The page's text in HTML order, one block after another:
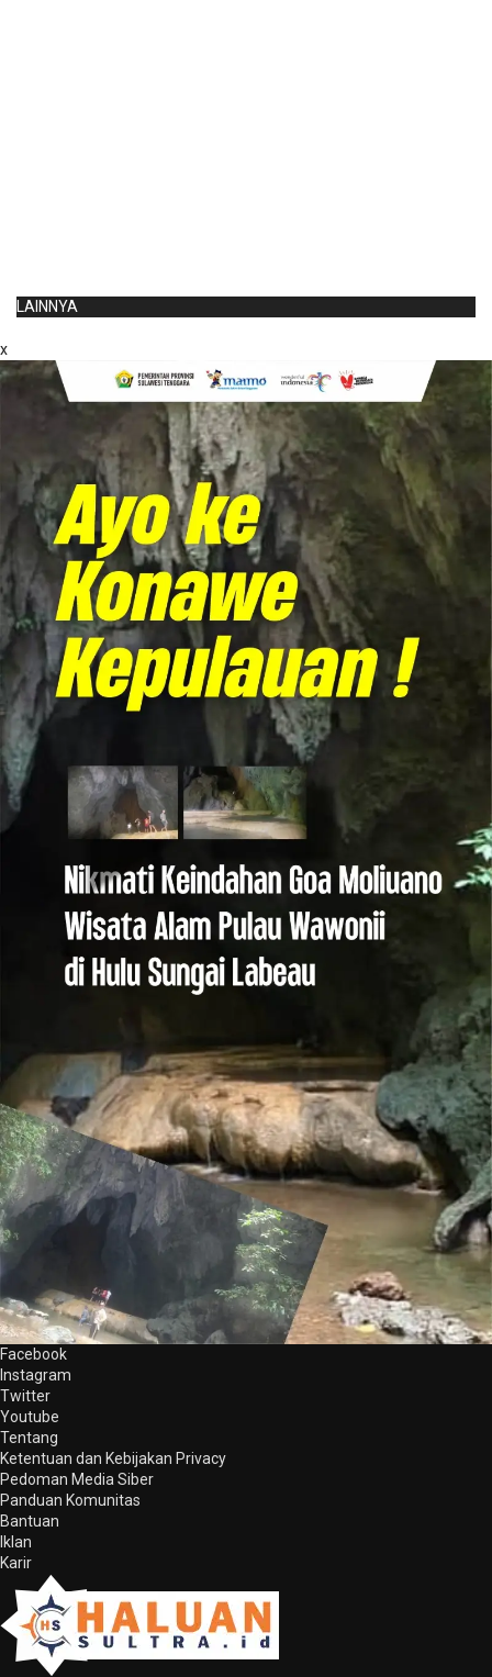
LAINNYA
x
Facebook
Instagram
Twitter
Youtube
Tentang
Ketentuan dan Kebijakan Privacy
Pedoman Media Siber
Panduan Komunitas
Bantuan
Iklan
Karir